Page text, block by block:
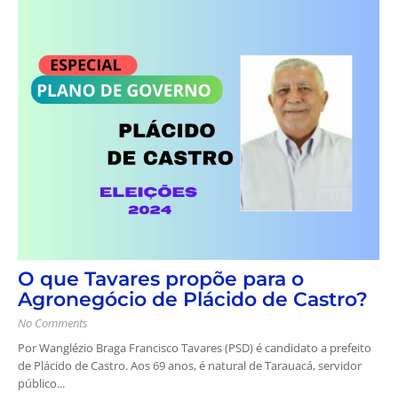
O que Tavares propõe para o
Agronegócio de Plácido de Castro?
No Comments
Por Wanglézio Braga Francisco Tavares (PSD) é candidato a prefeito
de Plácido de Castro. Aos 69 anos, é natural de Tarauacá, servidor
público...